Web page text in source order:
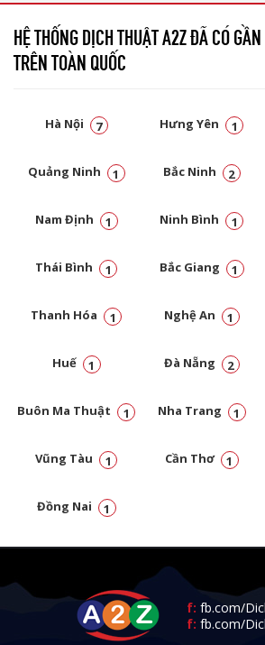
HỆ THỐNG DỊCH THUẬT A2Z ĐÃ CÓ
TRÊN TOÀN QUỐC
Hà Nội 7 Hưng Yên 1
Quảng Ninh 1 Bắc Ninh 2
Nam Định 1 Ninh Bình 1
Thái Bình 1 Bắc Giang 1
Thanh Hóa 1 Nghệ An 1
Huế 1 Đà Nẵng 2
Buôn Ma Thuật 1 Nha Trang 1
Vũng Tàu 1 Cần Thơ 1
Đồng Nai 1
f: fb.com/
f: fb.com/